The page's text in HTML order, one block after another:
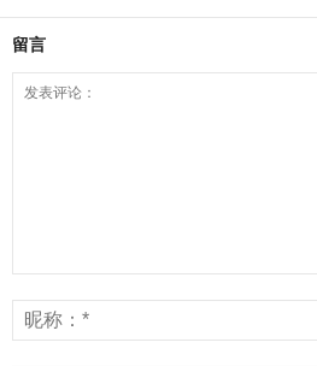
留言